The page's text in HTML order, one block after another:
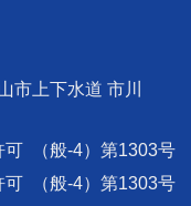
市上下水道 市川
可
（般-4）第1303号
可
（般-4）第1303号